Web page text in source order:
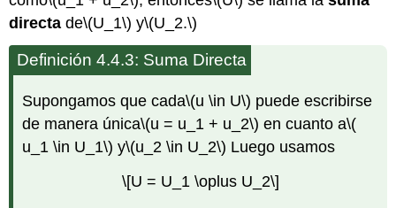
directa de\(U_1\) y\(U_2.\)
Definición 4.4.3: Suma Directa
Supongamos que cada\(u \in U\) puede escribirse
de manera única\(u = u_1 + u_2\) en cuanto a\(
u_1 \in U_1\) y\(u_2 \in U_2\) Luego usamos
\[U = U_1 \oplus U_2\]